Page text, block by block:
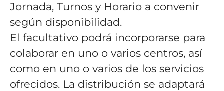
Jornada, Turnos y Horario a convenir
según disponibilidad.
El facultativo podrá incorporarse para
colaborar en uno o varios centros, así
como en uno o varios de los servicios
ofrecidos. La distribución se adaptará